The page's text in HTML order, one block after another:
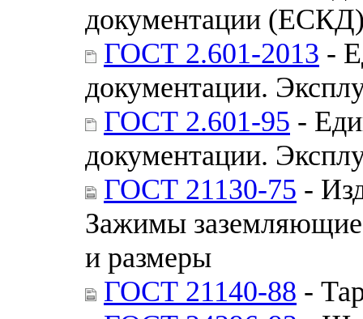
документации
ГОСТ 2.601-2013 -
документации.
ГОСТ 2.601-95 -
документации.
ГОСТ 21130-75 -
Зажимы заземляющие
и размеры
ГОСТ 21140-88 -